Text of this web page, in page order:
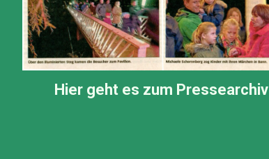
Hier geht es zum Pressearchiv